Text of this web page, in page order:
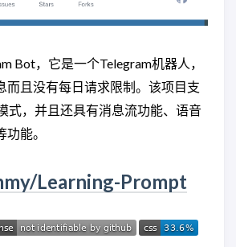
Bot，它是一个Telegram机器人，
而且没有每日请求限制。该项目支
式，并且还具有消息流功能、语音
能。
Learning-Prompt